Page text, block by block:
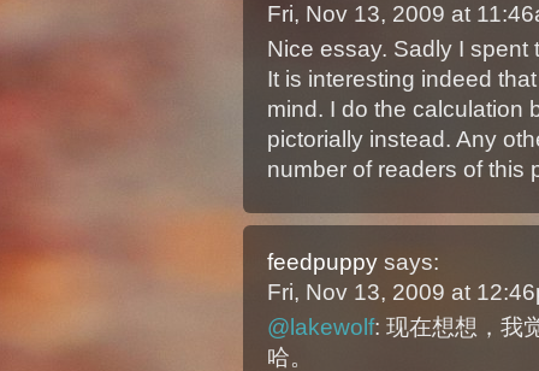
Fri, Nov 13, 2009 at
Nice essay. Sadly I spent
It is interesting indeed
mind. I do the calculation
pictorially instead. Any
number of readers of this
feedpuppy says:
Fri, Nov 13, 2009 at
@lakewolf: 现在想想，我
哈。